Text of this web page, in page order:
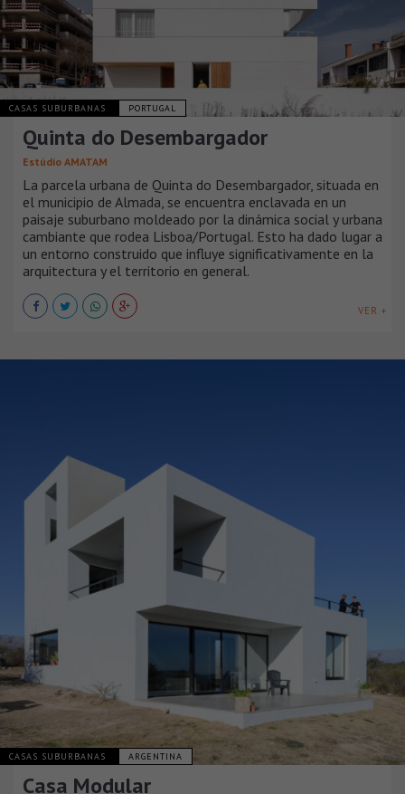
CASAS SUBURBANAS PORTUGAL
Quinta do Desembargador
Estúdio AMATAM
La parcela urbana de Quinta do Desembargador, situada en
el municipio de Almada, se encuentra enclavada en un
paisaje suburbano moldeado por la dinámica social y urbana
cambiante que rodea Lisboa/Portugal. Esto ha dado lugar a
un entorno construido que influye significativamente en la
arquitectura y el territorio en general.
VER +
CASAS SUBURBANAS ARGENTINA
Casa Modular